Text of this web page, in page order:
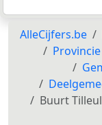
AlleCijfers.be
Buurt